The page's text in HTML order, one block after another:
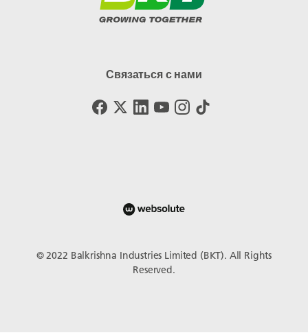
Связаться с нами
© 2022 Balkrishna Industries Limited (BKT). All Rights
Reserved.